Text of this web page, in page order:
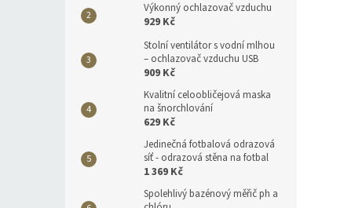
Výkonný ochlazovač vzduchu
929 Kč
Stolní ventilátor s vodní mlhou
– ochlazovač vzduchu USB
909 Kč
Kvalitní celoobličejová maska
na šnorchlování
629 Kč
Jedinečná fotbalová odrazová
síť - odrazová stěna na fotbal
1 369 Kč
Spolehlivý bazénový měřič ph a